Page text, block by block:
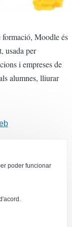
formació, Moodle és
usada per
i empreses de
alumnes, lliurar
poder funcionar